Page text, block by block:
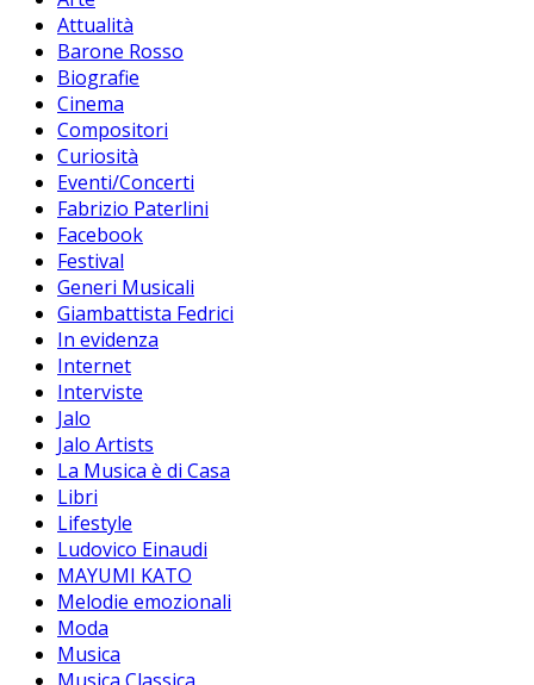
Attualità
Barone Rosso
Biografie
Cinema
Compositori
Curiosità
Eventi/Concerti
Fabrizio Paterlini
Facebook
Festival
Generi Musicali
Giambattista Fedrici
In evidenza
Internet
Interviste
Jalo
Jalo Artists
La Musica è di Casa
Libri
Lifestyle
Ludovico Einaudi
MAYUMI KATO
Melodie emozionali
Moda
Musica